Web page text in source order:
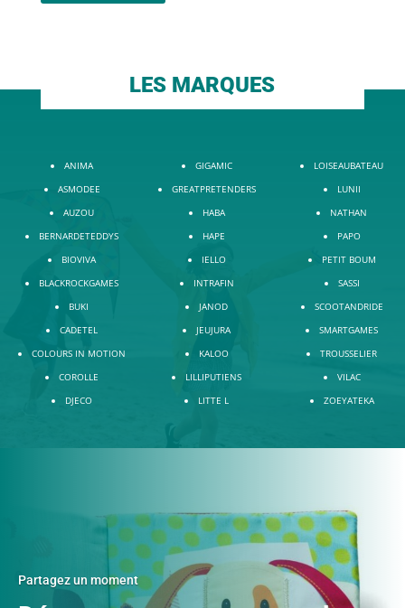
LES MARQUES
ANIMA
ASMODEE
AUZOU
BERNARDETEDDYS
BIOVIVA
BLACKROCKGAMES
BUKI
CADETEL
COLOURS IN MOTION
COROLLE
DJECO
GIGAMIC
GREATPRETENDERS
HABA
HAPE
IELLO
INTRAFIN
JANOD
JEUJURA
KALOO
LILLIPUTIENS
LITTE L
LOISEAUBATEAU
LUNII
NATHAN
PAPO
PETIT BOUM
SASSI
SCOOTANDRIDE
SMARTGAMES
TROUSSELIER
VILAC
ZOEYATEKA
Partagez un moment